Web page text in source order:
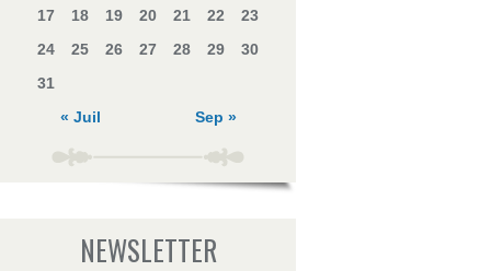
17
18 19 20 21 22
23
24
25 26 27 28 29
30
31
« Juil
Sep »
NEWSLETTER